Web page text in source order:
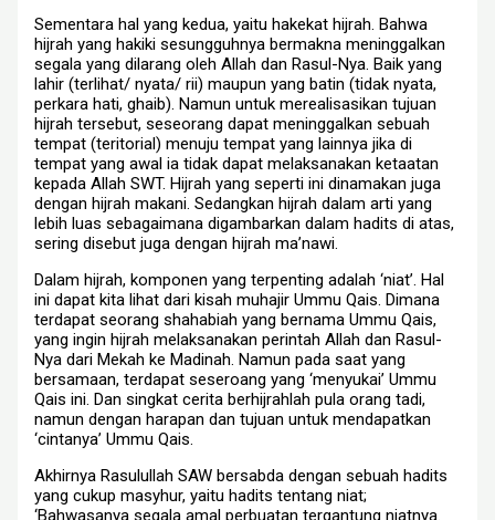
Sementara hal yang kedua, yaitu hakekat hijrah. Bahwa
hijrah yang hakiki sesungguhnya bermakna meninggalkan
segala yang dilarang oleh Allah dan Rasul-Nya. Baik yang
lahir (terlihat/ nyata/ rii) maupun yang batin (tidak nyata,
perkara hati, ghaib). Namun untuk merealisasikan tujuan
hijrah tersebut, seseorang dapat meninggalkan sebuah
tempat (teritorial) menuju tempat yang lainnya jika di
tempat yang awal ia tidak dapat melaksanakan ketaatan
kepada Allah SWT. Hijrah yang seperti ini dinamakan juga
dengan hijrah makani. Sedangkan hijrah dalam arti yang
lebih luas sebagaimana digambarkan dalam hadits di atas,
sering disebut juga dengan hijrah ma’nawi.
Dalam hijrah, komponen yang terpenting adalah ‘niat’. Hal
ini dapat kita lihat dari kisah muhajir Ummu Qais. Dimana
terdapat seorang shahabiah yang bernama Ummu Qais,
yang ingin hijrah melaksanakan perintah Allah dan Rasul-
Nya dari Mekah ke Madinah. Namun pada saat yang
bersamaan, terdapat seseroang yang ‘menyukai’ Ummu
Qais ini. Dan singkat cerita berhijrahlah pula orang tadi,
namun dengan harapan dan tujuan untuk mendapatkan
‘cintanya’ Ummu Qais.
Akhirnya Rasulullah SAW bersabda dengan sebuah hadits
yang cukup masyhur, yaitu hadits tentang niat;
‘Bahwasanya segala amal perbuatan tergantung niatnya.